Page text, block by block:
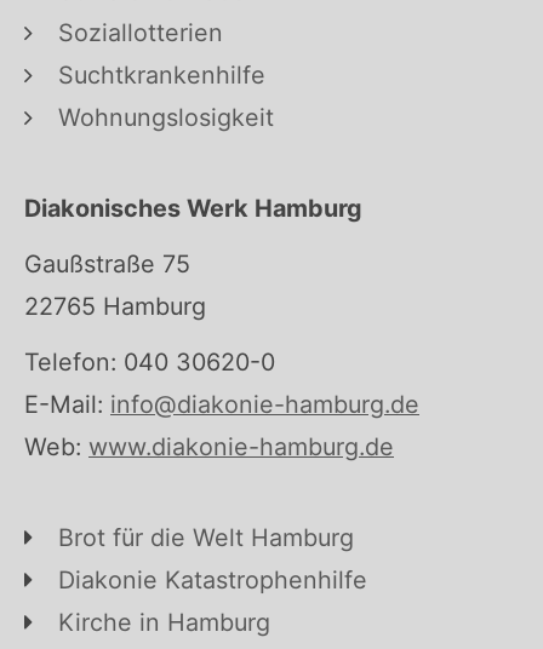
Soziallotterien
Suchtkrankenhilfe
Wohnungslosigkeit
Diakonisches Werk Hamburg
Gaußstraße 75
22765 Hamburg
Telefon: 040 30620-0
E-Mail: info@diakonie-hamburg.de
Web: www.diakonie-hamburg.de
Brot für die Welt Hamburg
Diakonie Katastrophenhilfe
Kirche in Hamburg